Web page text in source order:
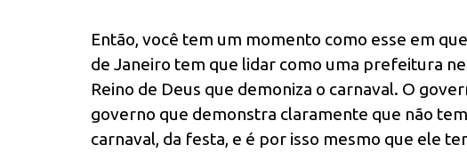
Então, você tem um momento como esse em
de Janeiro tem que lidar como uma prefeitura
Reino de Deus que demoniza o carnaval. O
governo que demonstra claramente que não
carnaval, da festa, e é por isso mesmo que ele